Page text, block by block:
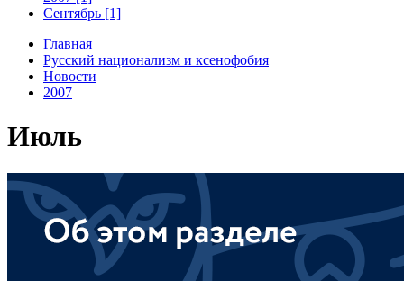
Сентябрь [1]
Главная
Русский национализм и ксенофобия
Новости
2007
Июль